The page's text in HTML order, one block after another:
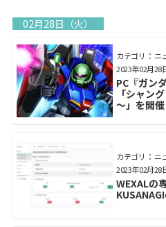
02月28日（火）
カテゴリ： ニ
PC『ガン
「シャン
～」を開催
2023年02月28
カテゴリ： ニ
WEXALの
2023年02月28